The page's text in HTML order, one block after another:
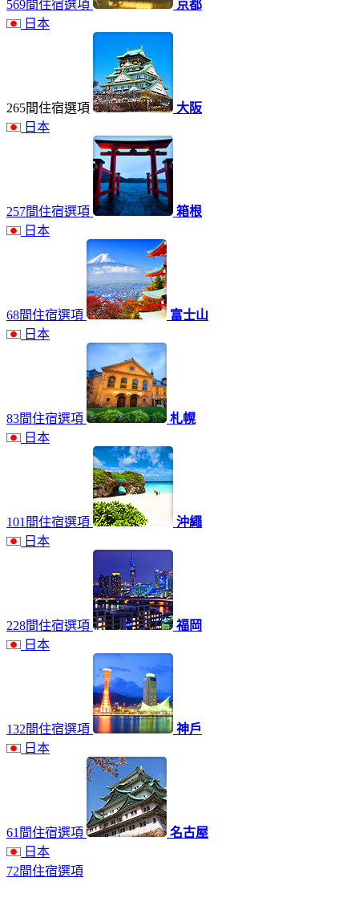
569間住宿選項
京都
日本
265間住宿選項
大阪
日本
257間住宿選項
箱根
日本
68間住宿選項
富士山
日本
83間住宿選項
札幌
日本
101間住宿選項
沖繩
日本
228間住宿選項
福岡
日本
132間住宿選項
神戶
日本
61間住宿選項
名古屋
日本
72間住宿選項